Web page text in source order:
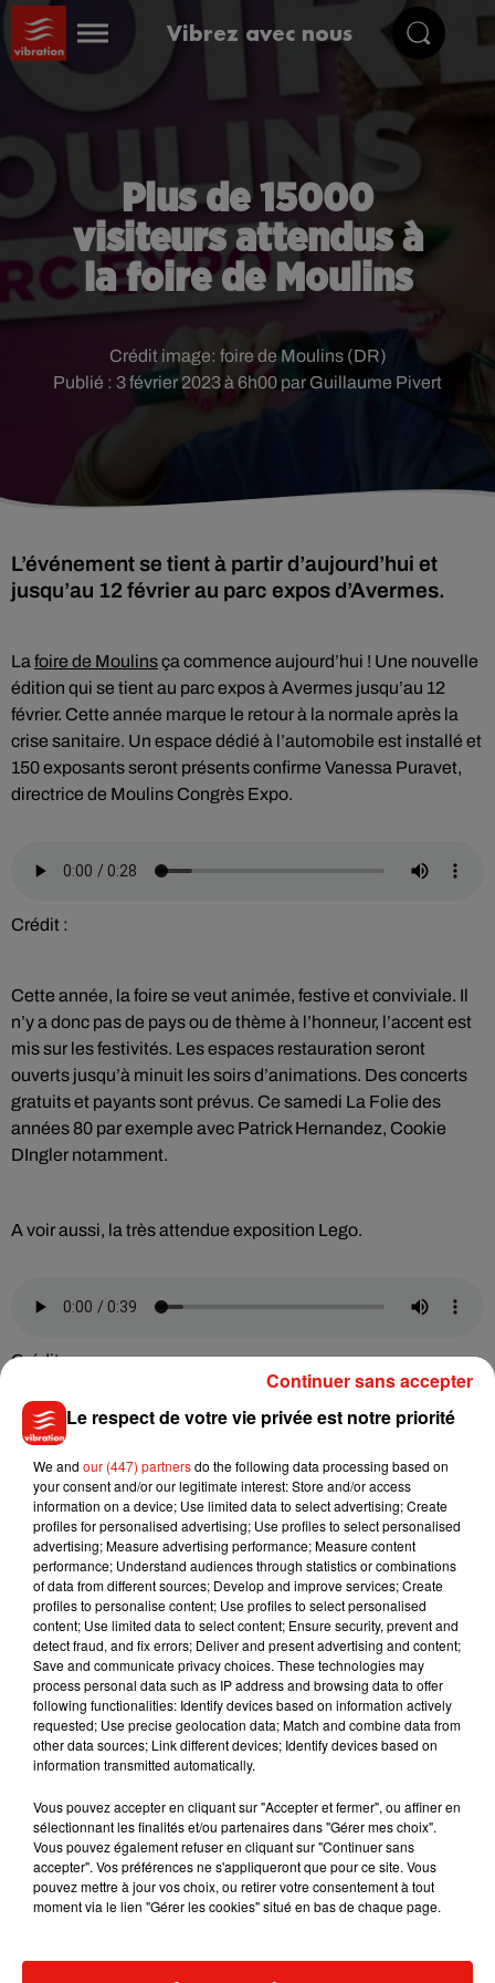
Vibrez avec nous
Plus de 15000
visiteurs attendus à
la foire de Moulins
Publié : 3 février 2023 à 6h00 par Guillaume Pivert
Crédit image: foire de Moulins (DR)
L’événement se tient à partir d’aujourd’hui et
La foire de Moulinsça commence aujourd’hui ! Une nouvelle
édition qui se tient au parc expos à Avermes jusqu’au 12
février. Cette année marque le retour à la normale après la
crise sanitaire. Un espace dédié à l’automobile est installé et
150 exposants seront présents confirme Vanessa Puravet,
directrice de Moulins Congrès Expo.
Crédit :
Cette année, la foire se veut animée, festive et conviviale. Il
n’y a donc pas de pays ou de thème à l’honneur, l’accent est
mis sur les festivités. Les espaces restauration seront
ouverts jusqu’à minuit les soirs d’animations. Des concerts
gratuits et payants sont prévus. Ce samedi La Folie des
années 80 par exemple avec Patrick Hernandez, Cookie
DIngler notamment.
A voir aussi, la très attendue exposition Lego.
Crédit :
Plus d’infos à retrouver sur foiredemoulins.fr
Musique
7 août 2026
Julien Lieb s’essaye à la vie de chatelain
dans son nouveau clip
7 août 2026
Madonna sort enfin le remix de « Love
Sensation » avec Kylie Minogue
Le respect de votre vie privée est notre priorité
We and our (447) partnersdo the following data processing based on
your consent and/or our legitimate interest: Store and/or access
information on a device; Use limited data to select advertising; Create
profiles for personalised advertising; Use profiles to select personalised
advertising; Measure advertising performance; Measure content
performance; Understand audiences through statistics or combinations
of data from different sources; Develop and improve services; Create
profiles to personalise content; Use profiles to select personalised
content; Use limited data to select content; Ensure security, prevent and
detect fraud, and fix errors; Deliver and present advertising and content;
Save and communicate privacy choices. These technologies may
process personal data such as IP address and browsing data to offer
following functionalities: Identify devices based on information actively
requested; Use precise geolocation data; Match and combine data from
other data sources; Link different devices; Identify devices based on
information transmitted automatically.
Vous pouvez accepter en cliquant sur "Accepter et fermer", ou affiner en
sélectionnant les finalités et/ou partenaires dans "Gérer mes choix".
Vous pouvez également refuser en cliquant sur "Continuer sans
accepter". Vos préférences ne s'appliqueront que pour ce site. Vous
pouvez mettre à jour vos choix, ou retirer votre consentement à tout
moment via le lien "Gérer les cookies" situé en bas de chaque page.
Continuer sans accepter